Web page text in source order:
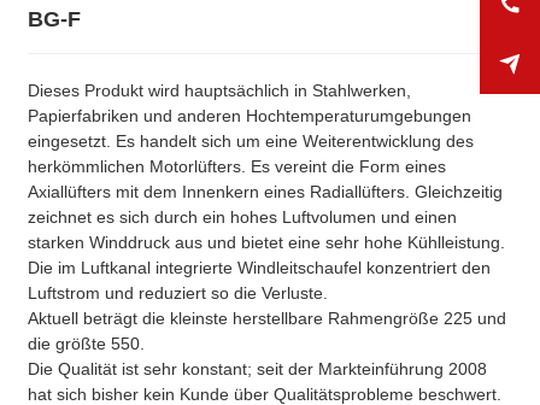
BG-F
Dieses Produkt wird hauptsächlich in Stahlwerken,
Papierfabriken und anderen Hochtemperaturumgebungen
eingesetzt. Es handelt sich um eine Weiterentwicklung des
herkömmlichen Motorlüfters. Es vereint die Form eines
Axiallüfters mit dem Innenkern eines Radiallüfters. Gleichzeitig
zeichnet es sich durch ein hohes Luftvolumen und einen
starken Winddruck aus und bietet eine sehr hohe Kühlleistung.
Die im Luftkanal integrierte Windleitschaufel konzentriert den
Luftstrom und reduziert so die Verluste.
Aktuell beträgt die kleinste herstellbare Rahmengröße 225 und
die größte 550.
Die Qualität ist sehr konstant; seit der Markteinführung 2008
hat sich bisher kein Kunde über Qualitätsprobleme beschwert.